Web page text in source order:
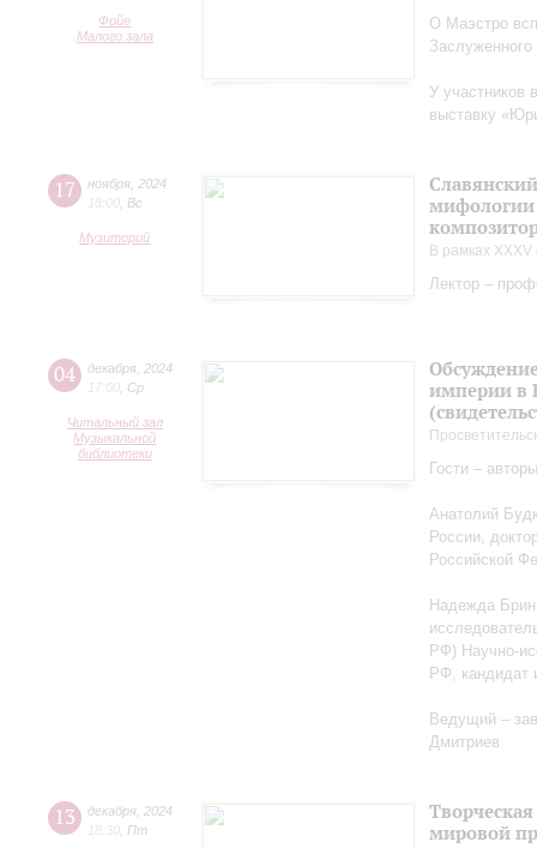
Фойе
Малого зала
О Маэстро
У участников
выставку
17 ноября 2024
18:00 Вс
Музиторий
мифологии
В рамках
Лектор –
04 декабря 2024
17:00 Ср
Читальный зал
Музыкальной
библиотеки
империи в
Гости –
Анатолий
России,
Российской
Надежда
РФ) Научно-
РФ, кандидат
Ведущий –
Дмитриев
13 декабря 2024
18:30 Пт
мировой